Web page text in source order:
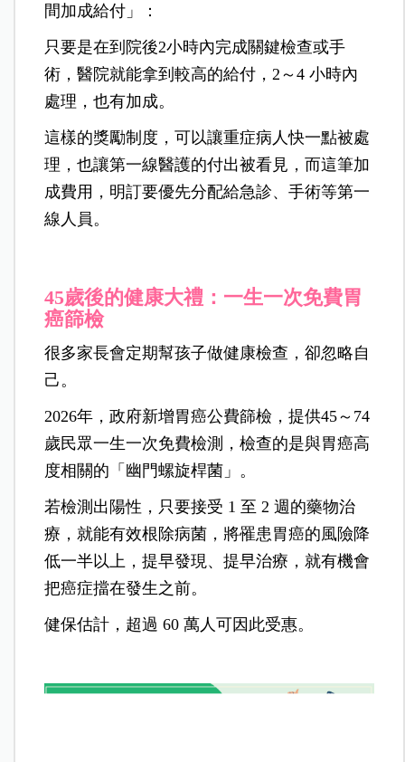
間加成給付」：
只要是在到院後2小時內完成關鍵檢查或手
術，醫院就能拿到較高的給付，2～4 小時內
處理，也有加成。
這樣的獎勵制度，可以讓重症病人快一點被處
理，也讓第一線醫護的付出被看見，而這筆加
成費用，明訂要優先分配給急診、手術等第一
線人員。
45歲後的健康大禮：一生一次免費胃
癌篩檢
很多家長會定期幫孩子做健康檢查，卻忽略自
己。
2026年，政府新增胃癌公費篩檢，提供45～74
歲民眾一生一次免費檢測，檢查的是與胃癌高
度相關的「幽門螺旋桿菌」。
若檢測出陽性，只要接受 1 至 2 週的藥物治
療，就能有效根除病菌，將罹患胃癌的風險降
低一半以上，提早發現、提早治療，就有機會
把癌症擋在發生之前。
健保估計，超過 60 萬人可因此受惠。